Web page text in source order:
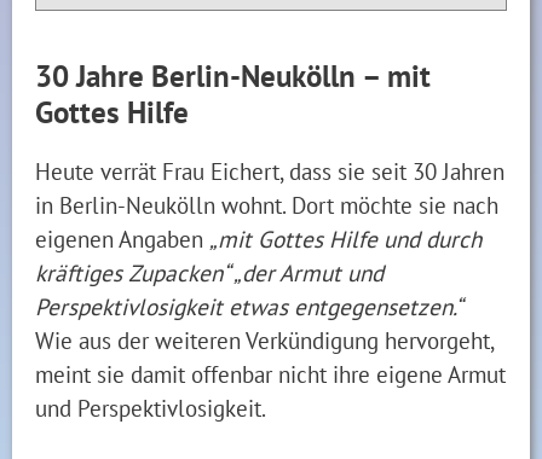
30 Jahre Berlin-Neukölln – mit
Gottes Hilfe
Heute verrät Frau Eichert, dass sie seit 30 Jahren
in Berlin-Neukölln wohnt. Dort möchte sie nach
eigenen Angaben „mit Gottes Hilfe und durch
kräftiges Zupacken“ „der Armut und
Perspektivlosigkeit etwas entgegensetzen.“
Wie aus der weiteren Verkündigung hervorgeht,
meint sie damit offenbar nicht ihre eigene Armut
und Perspektivlosigkeit.